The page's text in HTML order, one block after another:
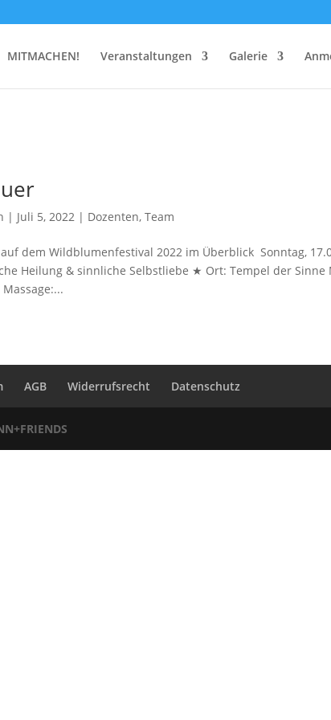
MITMACHEN! Veranstaltungen Galerie
| Juli 5, 2022 | Dozenten,Team
auf dem Wildblumenfestival 2022 im Überblick Sonntag,
Heilung & sinnliche Selbstliebe ★ Ort: Tempel der Sinne
AGB Widerrufsrecht Datenschutz